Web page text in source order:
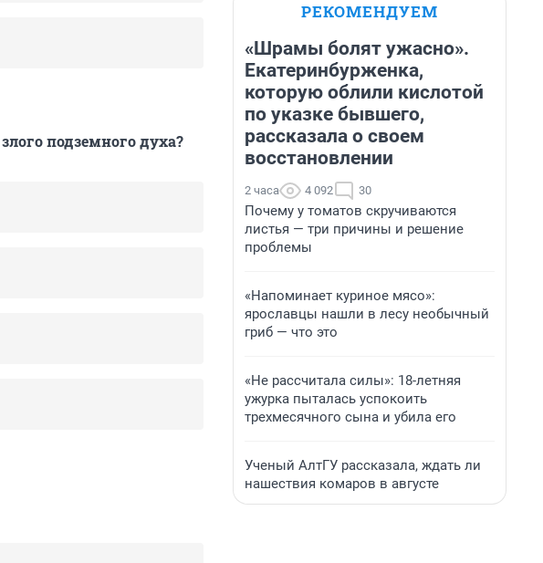
подземного духа?
РЕКОМЕНДУЕМ
«Шрамы болят ужасно».
Екатеринбурженка,
которую облили кислотой
по указке бывшего,
рассказала о своем
восстановлении
2 часа 4 092 30
Почему у томатов скручиваются
листья — три причины и решение
проблемы
«Напоминает куриное мясо»:
ярославцы нашли в лесу необычный
гриб — что это
«Не рассчитала силы»: 18-летняя
ужурка пыталась успокоить
трехмесячного сына и убила его
Ученый АлтГУ рассказала, ждать ли
нашествия комаров в августе